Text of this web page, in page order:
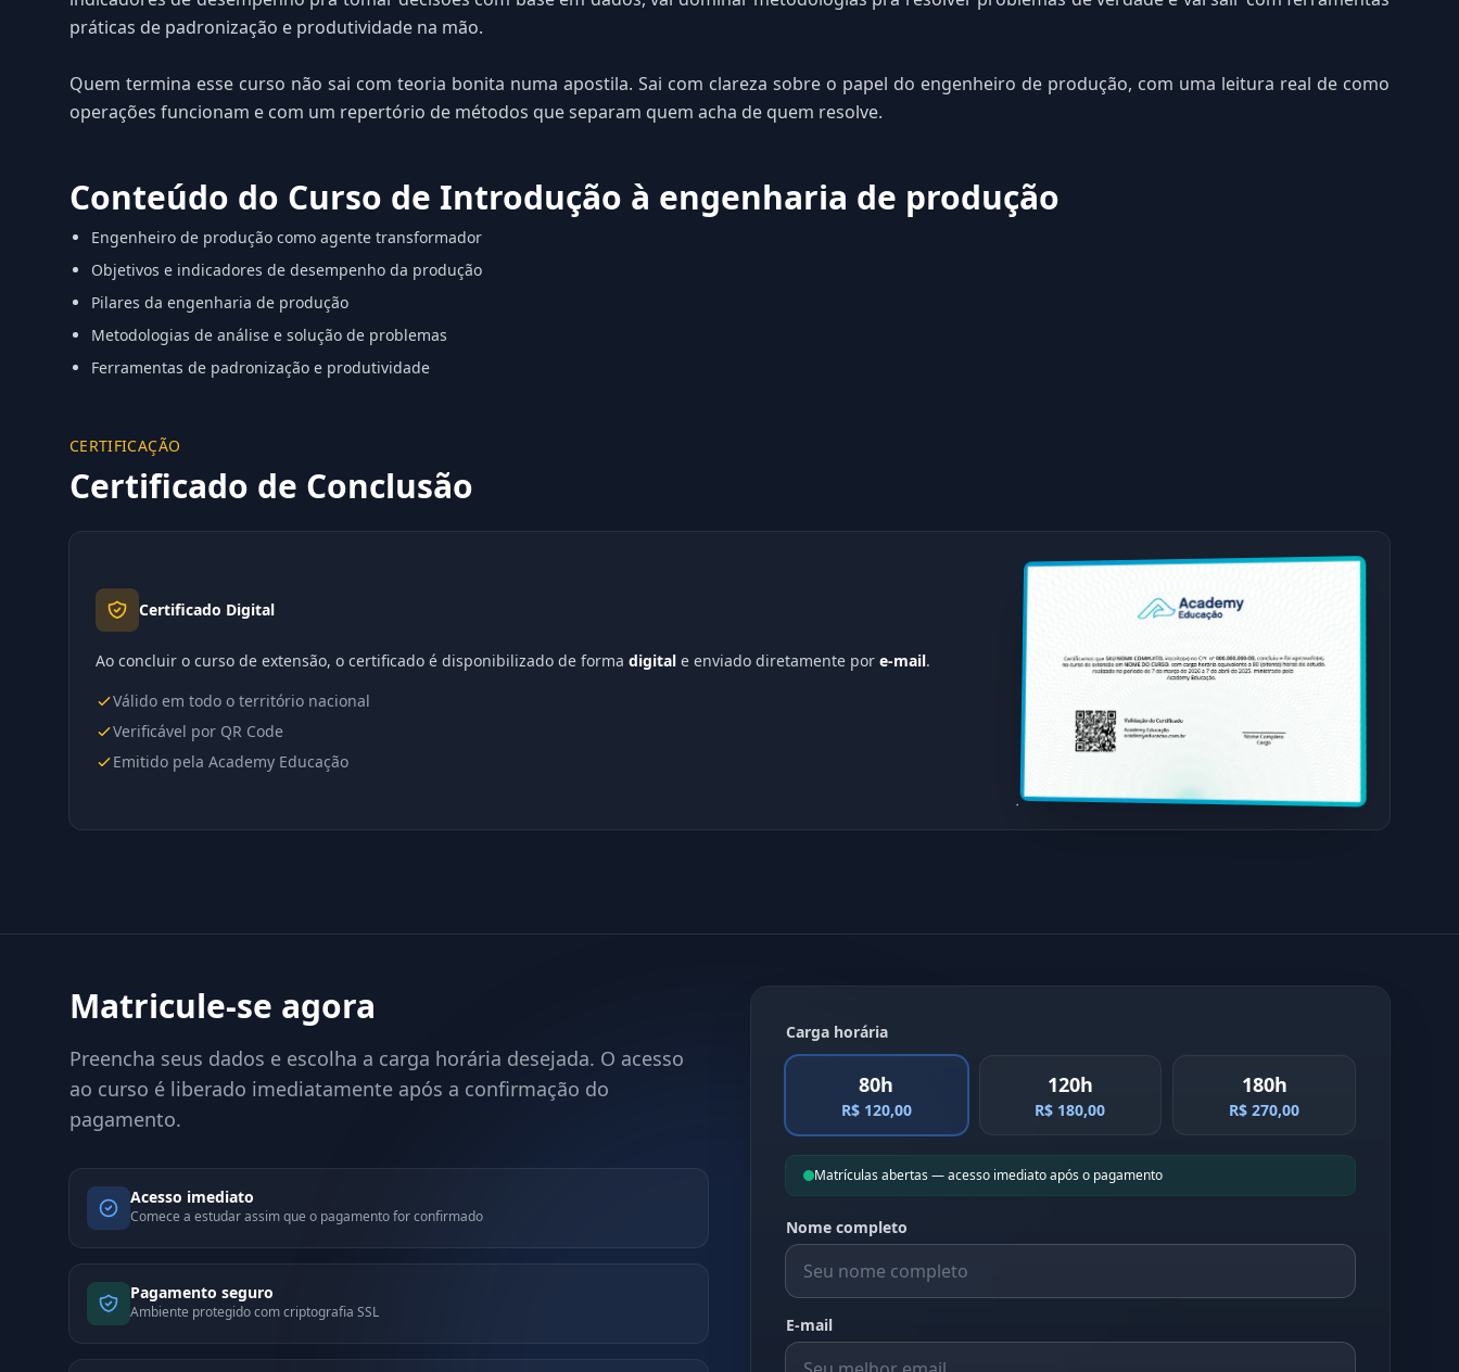
práticas de padronização e produtividade na mão.
Quem termina esse curso não sai com teoria bonita numa apostila. Sai com clareza sobre o papel do engenheiro de produção, com uma leitura real de como
operações funcionam e com um repertório de métodos que separam quem acha de quem resolve.
Conteúdo do Curso de Introdução à engenharia de produção
Engenheiro de produção como agente transformador
Objetivos e indicadores de desempenho da produção
Pilares da engenharia de produção
Metodologias de análise e solução de problemas
Ferramentas de padronização e produtividade
CERTIFICAÇÃO
Certificado de Conclusão
Certificado Digital
Ao concluir o curso de extensão, o certificado é disponibilizado de forma digital e enviado diretamente por e-mail.
Válido em todo o território nacional
Verificável por QR Code
Emitido pela Academy Educação
Matricule-se agora
Preencha seus dados e escolha a carga horária desejada. O acesso
ao curso é liberado imediatamente após a confirmação do
pagamento.
Acesso imediato
Comece a estudar assim que o pagamento for confirmado
Pagamento seguro
Ambiente protegido com criptografia SSL
Carga horária
80h
R$ 120,00
120h
R$ 180,00
180h
R$ 270,00
Matrículas abertas — acesso imediato após o pagamento
Nome completo
E-mail